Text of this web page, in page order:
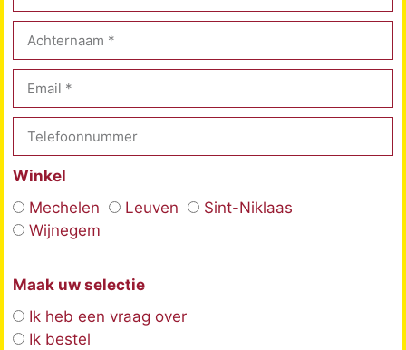
Winkel
Mechelen
Leuven
Sint-Niklaas
Wijnegem
Maak uw selectie
Ik heb een vraag over
Ik bestel